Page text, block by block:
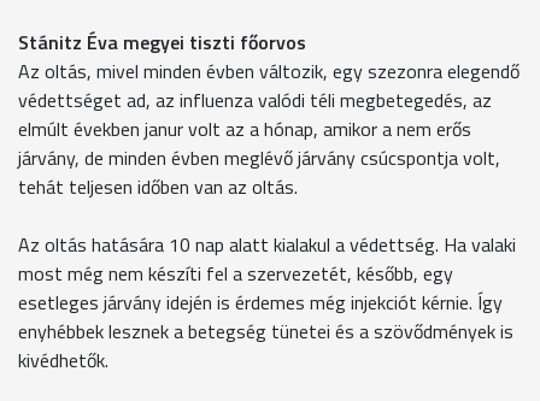
Stánitz Éva megyei tiszti főorvos
Az oltás, mivel minden évben változik, egy szezonra elegendő
védettséget ad, az influenza valódi téli megbetegedés, az
elmúlt években janur volt az a hónap, amikor a nem erős
járvány, de minden évben meglévő járvány csúcspontja volt,
tehát teljesen időben van az oltás.
Az oltás hatására 10 nap alatt kialakul a védettség. Ha valaki
most még nem készíti fel a szervezetét, később, egy
esetleges járvány idején is érdemes még injekciót kérnie. Így
enyhébbek lesznek a betegség tünetei és a szövődmények is
kivédhetők.